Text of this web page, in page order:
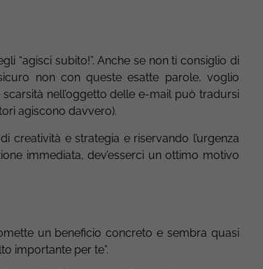
“agisci subito!”. Anche se non ti consiglio di
non con queste esatte parole, voglio
nell’oggetto delle e-mail può tradursi
agiscono davvero).
creatività e strategia e riservando l’urgenza
immediata, dev’esserci un ottimo motivo
un beneficio concreto e sembra quasi
importante per te”.